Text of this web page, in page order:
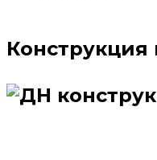
Конструкция